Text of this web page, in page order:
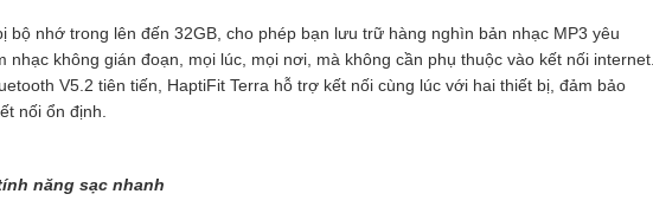
bộ nhớ trong lên đến 32GB, cho phép bạn lưu trữ hàng nghìn bản nhạc MP3 yêu
nhạc không gián đoạn, mọi lúc, mọi nơi, mà không cần phụ thuộc vào kết nối internet.
V5.2 tiên tiến, HaptiFit Terra hỗ trợ kết nối cùng lúc với hai thiết bị, đảm bảo
nối ổn định.
năng sạc nhanh